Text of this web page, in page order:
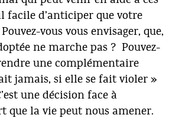
facile d’anticiper que votre
vous vous envisager, que,
ne marche pas ? Pouvez-
une complémentaire
jamais, si elle se fait violer »
une décision face à
que la vie peut nous amener.